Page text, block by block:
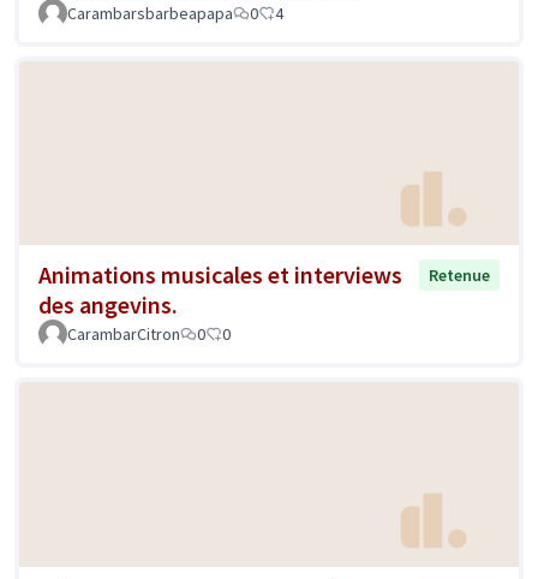
Carambarsbarbeapapa 0 4
Animations musicales et interviews
des angevins.
Retenue
CarambarCitron 0 0